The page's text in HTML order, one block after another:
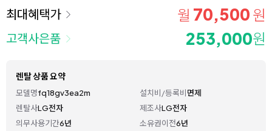
최대혜택가 월 70,500 원
고객사은품 253,000원
렌탈 상품 요약
모델명fq18gv3ea2m 설치비/등록비면제
렌탈사LG전자 제조사LG전자
의무사용기간6년 소유권이전6년